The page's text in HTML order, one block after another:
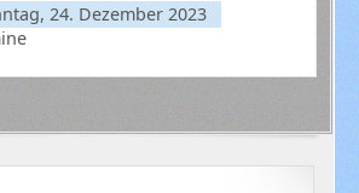
24. Dezember 2023